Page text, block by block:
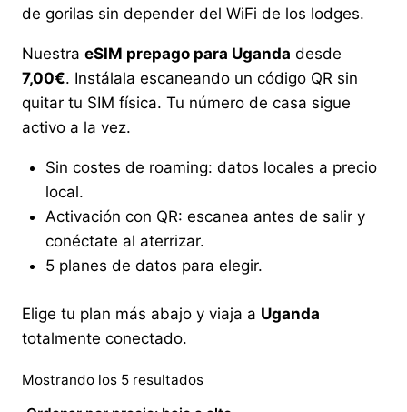
de gorilas sin depender del WiFi de los lodges.
Nuestra eSIM prepago para Uganda desde
7,00€. Instálala escaneando un código QR sin
quitar tu SIM física. Tu número de casa sigue
activo a la vez.
Sin costes de roaming: datos locales a precio
local.
Activación con QR: escanea antes de salir y
conéctate al aterrizar.
5 planes de datos para elegir.
Elige tu plan más abajo y viaja a Uganda
totalmente conectado.
Mostrando los 5 resultadosOrdenado
por